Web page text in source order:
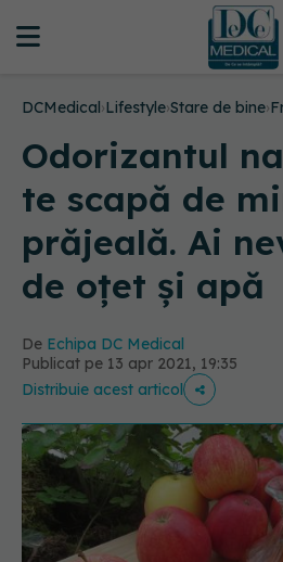
DCMedical›Lifestyle›Stare de bine›
Odorizantul
te scapă de
prăjeală. Ai
de oțet și apă
De Echipa DC Medical
Publicat pe 13 apr 2021, 19:35
Distribuie acest articol